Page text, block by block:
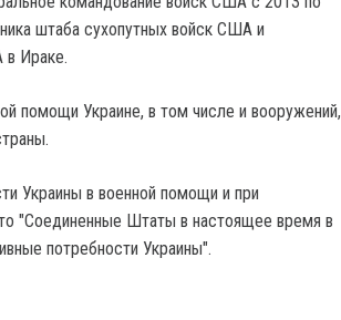
штаба сухопутных войск США и
Ираке.
помощи Украине, в том числе и вооружений,
Украины в военной помощи и при
"Соединенные Штаты в настоящее время в
потребности Украины".